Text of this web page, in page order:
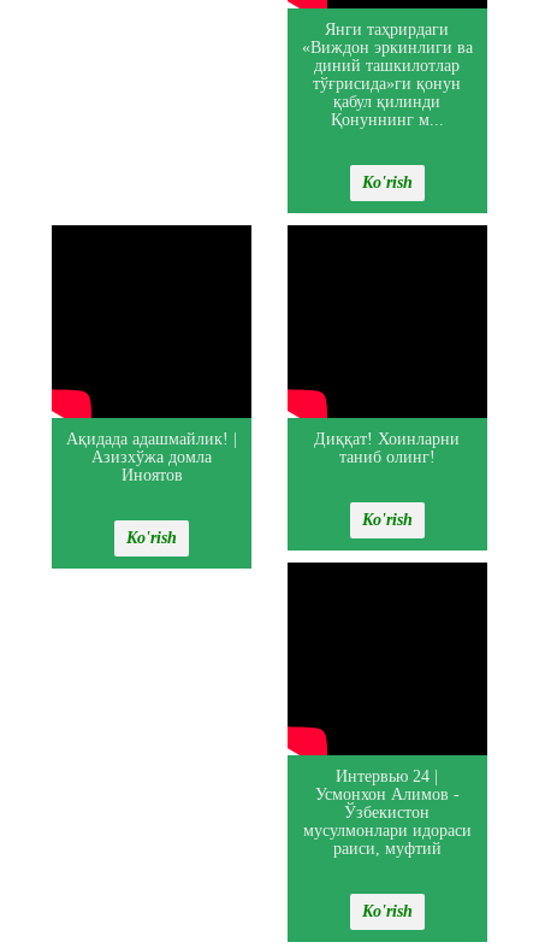
Янги таҳрирдаги
«Виждон эркинлиги ва
диний ташкилотлар
тўғрисида»ги қонун
қабул қилинди
Қонуннинг м...
Ko'rish
Ақидада адашмайлик! |
Азизхўжа домла
Иноятов
Ko'rish
Диққат! Хоинларни
таниб олинг!
Ko'rish
Интервью 24 |
Усмонхон Алимов -
Ўзбекистон
мусулмонлари идораси
раиси, муфтий
Ko'rish